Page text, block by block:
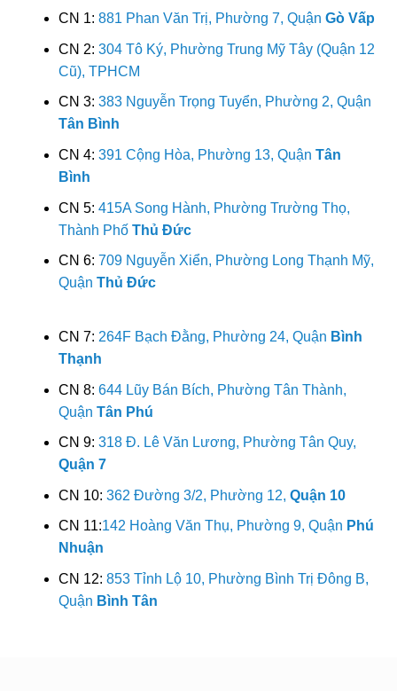
CN 1: 881 Phan Văn Trị, Phường 7, Quận Gò Vấp
CN 2: 304 Tô Ký, Phường Trung Mỹ Tây (Quận 12
Cũ), TPHCM
CN 3: 383 Nguyễn Trọng Tuyển, Phường 2, Quận
Tân Bình
CN 4: 391 Cộng Hòa, Phường 13, Quận Tân
Bình
CN 5: 415A Song Hành, Phường Trường Thọ,
Thành Phố Thủ Đức
CN 6: 709 Nguyễn Xiển, Phường Long Thạnh Mỹ,
Quận Thủ Đức
CN 7: 264F Bạch Đằng, Phường 24, Quận Bình
Thạnh
CN 8: 644 Lũy Bán Bích, Phường Tân Thành,
Quận Tân Phú
CN 9: 318 Đ. Lê Văn Lương, Phường Tân Quy,
Quận 7
CN 10: 362 Đường 3/2, Phường 12, Quận 10
CN 11:142 Hoàng Văn Thụ, Phường 9, Quận Phú
Nhuận
CN 12: 853 Tỉnh Lộ 10, Phường Bình Trị Đông B,
Quận Bình Tân